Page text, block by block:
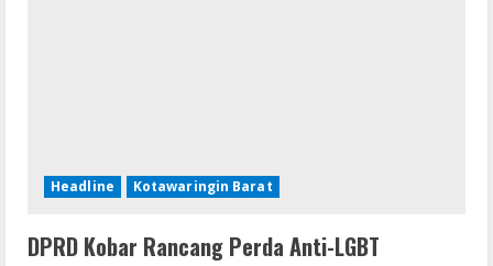
Headline Kotawaringin Barat
DPRD Kobar Rancang Perda Anti-LGBT